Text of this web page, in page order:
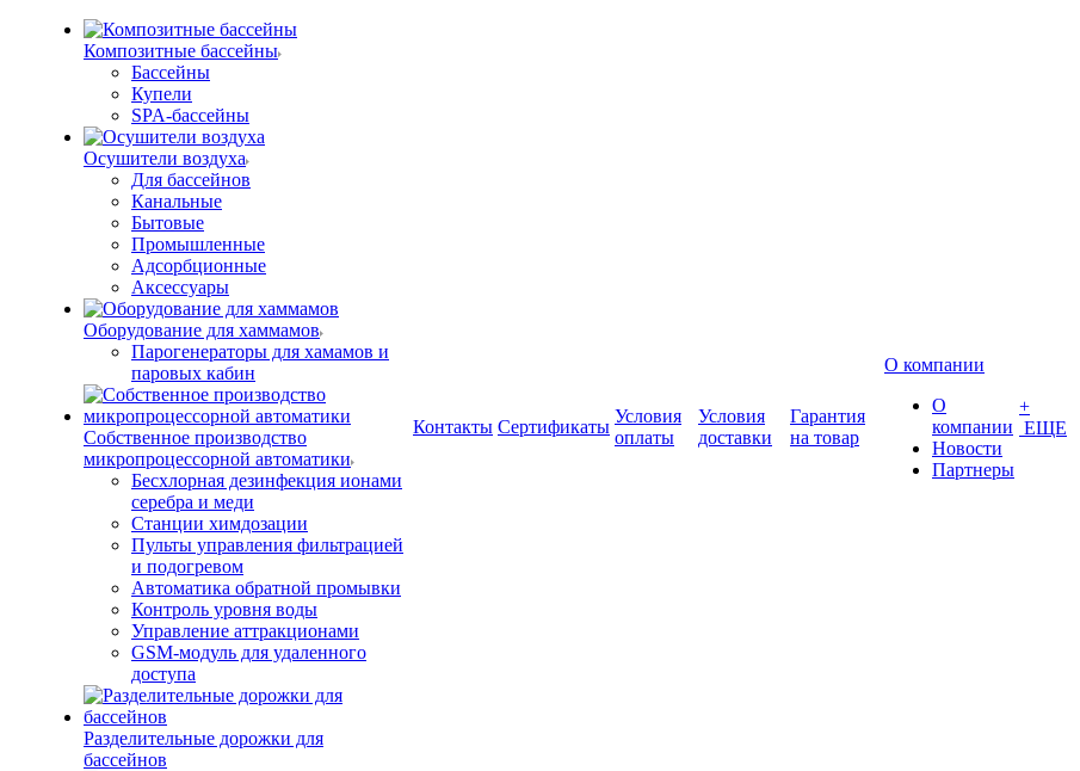
Композитные бассейны
Бассейны
Купели
SPA-бассейны
Осушители воздуха
Для бассейнов
Канальные
Бытовые
Промышленные
Адсорбционные
Аксессуары
Оборудование для хаммамов
Парогенераторы для хамамов и
паровых кабин
Собственное производство
микропроцессорной автоматики
Беcхлорная дезинфекция ионами
серебра и меди
Станции химдозации
Пульты управления фильтрацией
и подогревом
Автоматика обратной промывки
Контроль уровня воды
Управление аттракционами
GSM-модуль для удаленного
доступа
Разделительные дорожки для
бассейнов
Контакты Сертификаты
Условия
оплаты
Условия
доставки
Гарантия
на товар
О компании
О
компании
Новости
Партнеры
+
ЕЩЕ